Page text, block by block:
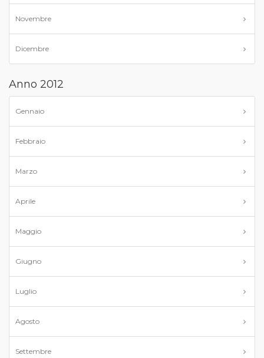
Novembre
Dicembre
Anno 2012
Gennaio
Febbraio
Marzo
Aprile
Maggio
Giugno
Luglio
Agosto
Settembre